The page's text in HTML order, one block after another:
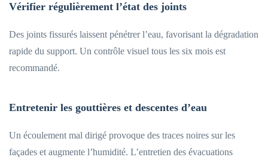
Vérifier régulièrement l’état des joints
Des joints fissurés laissent pénétrer l’eau, favorisant la dégradation
rapide du support. Un contrôle visuel tous les six mois est
recommandé.
Entretenir les gouttières et descentes d’eau
Un écoulement mal dirigé provoque des traces noires sur les
façades et augmente l’humidité. L’entretien des évacuations